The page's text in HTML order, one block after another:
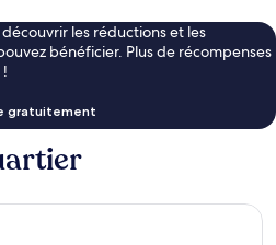
les réductions et les
bénéficier. Plus de récompenses
gratuitement